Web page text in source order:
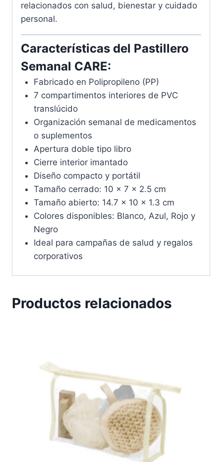
relacionados con salud, bienestar y cuidado
personal.
Características del Pastillero
Semanal CARE:
Fabricado en Polipropileno (PP)
7 compartimentos interiores de PVC
translúcido
Organización semanal de medicamentos
o suplementos
Apertura doble tipo libro
Cierre interior imantado
Diseño compacto y portátil
Tamaño cerrado: 10 x 7 x 2.5 cm
Tamaño abierto: 14.7 x 10 x 1.3 cm
Colores disponibles: Blanco, Azul, Rojo y
Negro
Ideal para campañas de salud y regalos
corporativos
Productos relacionados